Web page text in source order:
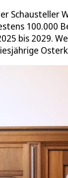
100.000
bis 2029.